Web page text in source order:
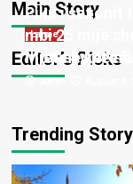
Main Story
admin August 8,
Editor’s Picks
Lajme
Moti në këtë
admin
Piku i sezonit
mbi 25 mijë
mjete hyjnë
admin
Trending Story
4
5